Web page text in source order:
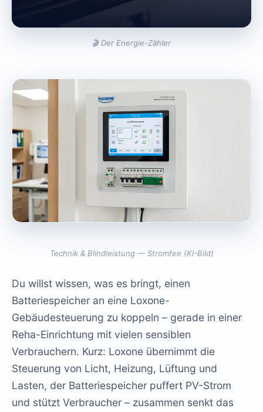
🎬 Der Energie-Zähler
Technik & Blindleistung — Stromfee (KI-Bild)
Du willst wissen, was es bringt, einen
Batteriespeicher an eine Loxone-
Gebäudesteuerung zu koppeln – gerade in einer
Reha-Einrichtung mit vielen sensiblen
Verbrauchern. Kurz: Loxone übernimmt die
Steuerung von Licht, Heizung, Lüftung und
Lasten, der Batteriespeicher puffert PV-Strom
und stützt Verbraucher – zusammen senkt das